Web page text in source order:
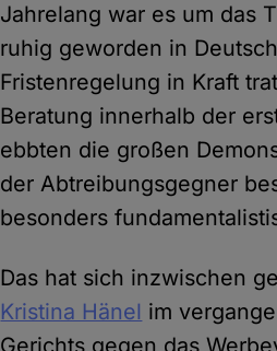
Jahrelang war es um das
ruhig geworden in
Fristenregelung in Kraft
Beratung innerhalb der
ebbten die großen
der Abtreibungsgegner
besonders
Das hat sich inzwischen
Kristina Hänel im
Gerichts gegen das